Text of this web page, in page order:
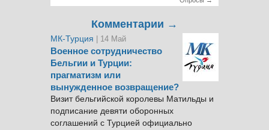
Комментарии →
МК-Турция | 14 Май
Военное сотрудничество
Бельгии и Турции:
прагматизм или
вынужденное возвращение?
Визит бельгийской королевы Матильды и
подписание девяти оборонных
соглашений с Турцией официально